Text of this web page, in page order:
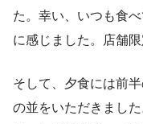
た。幸い、いつも食
に感じました。店舗
そして、夕食には前
の並をいただきました